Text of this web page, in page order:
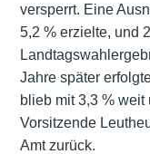
versperrt. Eine
5,2 % erzielte, und
Jahre später
blieb mit 3,3 %
Vorsitzende
Amt zurück.